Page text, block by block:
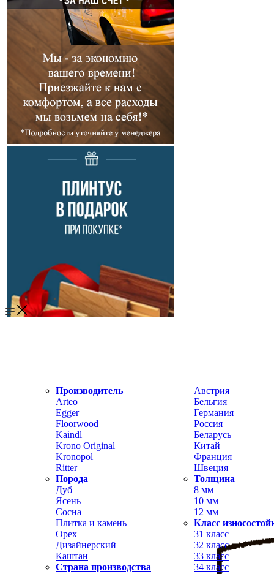
Производитель
Arteo
Egger
Floorwood
Kaindl
Krono Original
Kronopol
Ritter
Порода
Дуб
Ясень
Сосна
Плитка и камень
Орех
Дизайнерский
Каштан
Страна производства
Австрия
Бельгия
Германия
Россия
Беларусь
Китай
Франция
Швеция
Толщина
8 мм
10 мм
12 мм
Класс
31 класс
32 класс
33 класс
34 класс